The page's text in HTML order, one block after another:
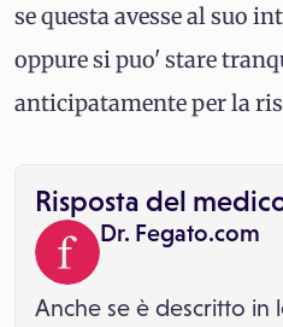
se questa avesse al suo
oppure si puo' stare
anticipatamente per la
Risposta del
Dr. Fegato.com
Anche se è descritto in